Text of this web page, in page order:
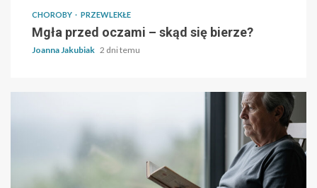
CHOROBY PRZEWLEKŁE
Mgła przed oczami – skąd się bierze?
Joanna Jakubiak 2 dni temu